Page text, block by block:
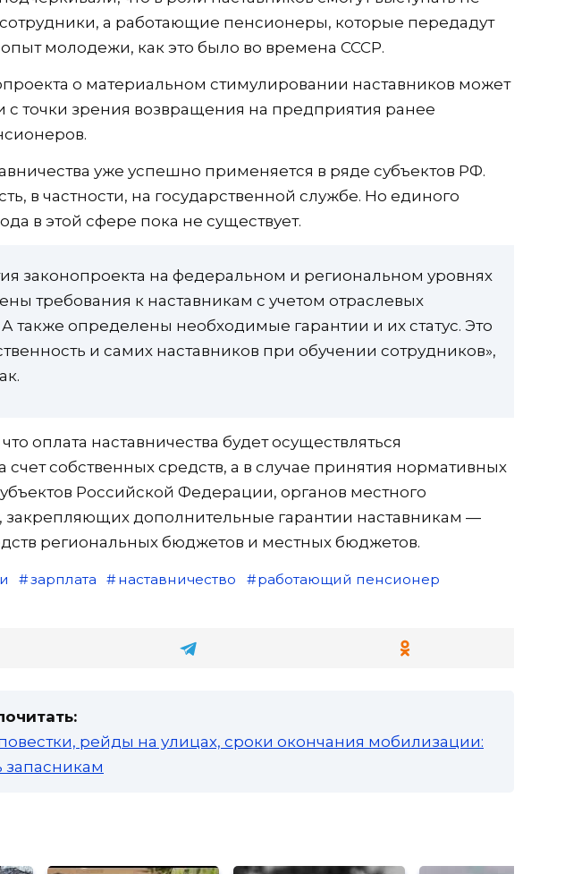
а работающие пенсионеры, которые передадут
молодежи, как это было во времена СССР.
о материальном стимулировании наставников может
с точки зрения возвращения на предприятия ранее
уже успешно применяется в ряде субъектов РФ.
в частности, на государственной службе. Но единого
в этой сфере пока не существует.
законопроекта на федеральном и региональном уровнях
требования к наставникам с учетом отраслевых
также определены необходимые гарантии и их статус. Это
и самих наставников при обучении сотрудников»,
оплата наставничества будет осуществляться
счет собственных средств, а в случае принятия нормативных
Российской Федерации, органов местного
закрепляющих дополнительные гарантии наставникам —
региональных бюджетов и местных бюджетов.
зарплата наставничество
работающий пенсионер
рейды на улицах, сроки окончания мобилизации:
запасникам